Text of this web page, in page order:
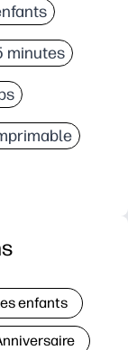
minutes
enfants